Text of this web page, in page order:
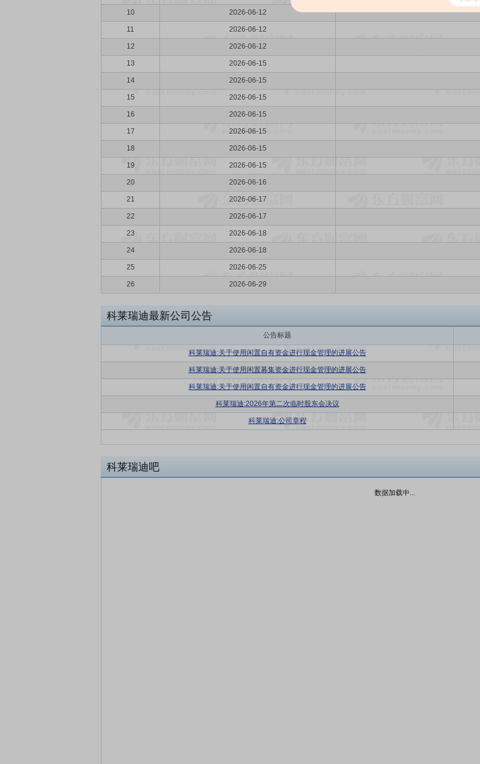
10 2026-06-12
11 2026-06-12
12 2026-06-12
13 2026-06-15
14 2026-06-15
15 2026-06-15
16 2026-06-15
17 2026-06-15
18 2026-06-15
19 2026-06-15
20 2026-06-16
21 2026-06-17
22 2026-06-17
23 2026-06-18
24 2026-06-18
25 2026-06-25
26 2026-06-29
科莱瑞迪最新公司公告
公告标题
科莱瑞迪:关于使用闲置自有资金进行现金管理的进展公告
科莱瑞迪:关于使用闲置募集资金进行现金管理的进展公告
科莱瑞迪:关于使用闲置自有资金进行现金管理的进展公告
科莱瑞迪:2026年第二次临时股东会决议
科莱瑞迪:公司章程
科莱瑞迪吧